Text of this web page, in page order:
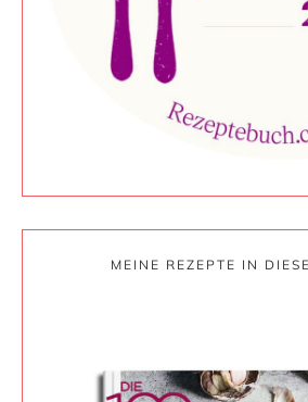
MEINE REZEPTE IN